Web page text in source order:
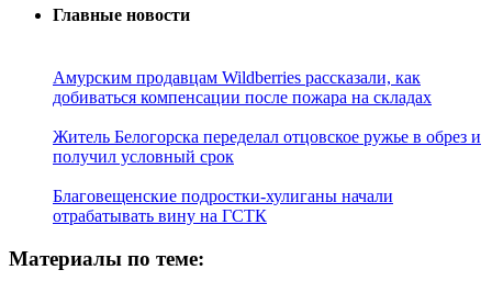
Главные новости
Амурским продавцам Wildberries рассказали, как
добиваться компенсации после пожара на складах
Житель Белогорска переделал отцовское ружье в обрез и
получил условный срок
Благовещенские подростки-хулиганы начали
отрабатывать вину на ГСТК
Материалы по теме: